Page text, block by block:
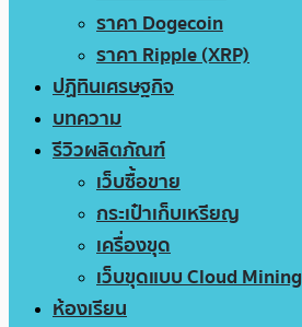
ราคา Dogecoin
ราคา Ripple (XRP)
ปฏิทินเศรษฐกิจ
บทความ
รีวิวผลิตภัณฑ์
เว็บซื้อขาย
กระเป๋าเก็บเหรียญ
เครื่องขุด
เว็บขุดแบบ Cloud Mining
ห้องเรียน